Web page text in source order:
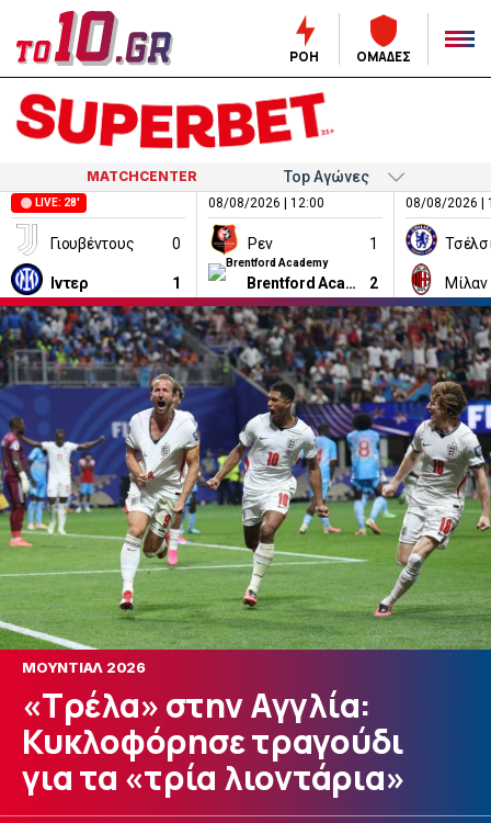
ΡΟΗ ΟΜΑΔΕΣ
MATCHCENTER
08/08/2026 | 12:00
Ρεν 1
Brentford Academy 2
LIVE: 28'
Γιουβέντους 0
Ιντερ 1
08/08/2026 |
Μίλαν
ΜΟΥΝΤΙΑΛ 2026
«Τρέλα» στην Αγγλία:
Κυκλοφόρησε τραγούδι
για τα «τρία λιοντάρια»